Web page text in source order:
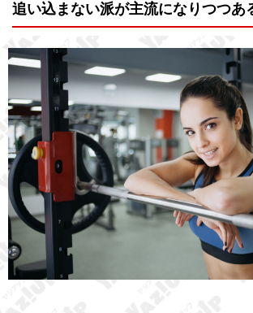
追い込まない派が主流になりつつあ